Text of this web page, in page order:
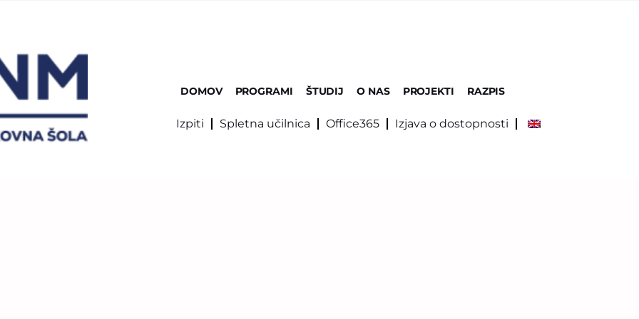
DOMOV PROGRAMI ŠTUDIJ O NAS PROJEKTI RAZPIS
Izpiti Spletna učilnica Office365 Izjava o dostopnosti